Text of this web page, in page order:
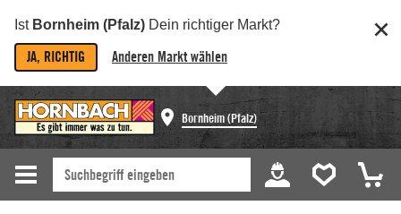
Ist Bornheim (Pfalz) Dein richtiger Markt?
JA, RICHTIG Anderen Markt wählen
Bornheim (Pfalz)